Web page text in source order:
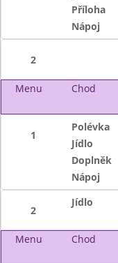
Příloha
Nápoj
2
Menu Chod
1
Polévka
Jídlo
Doplněk
Nápoj
2
Jídlo
Menu Chod